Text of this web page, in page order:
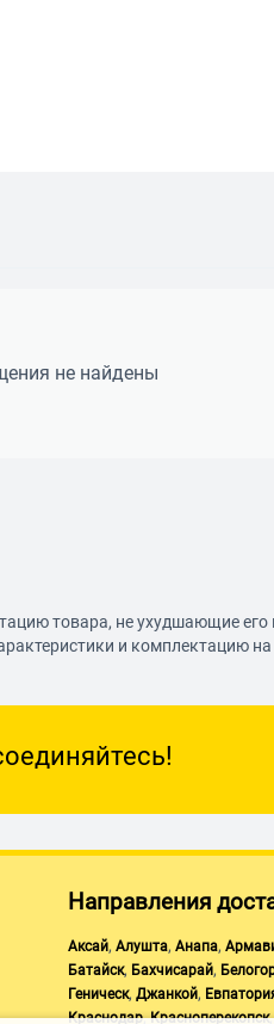
не найдены
товара, не ухудшающие его
и комплектацию
Направления
Аксай, Алушта, Анапа,
Батайск, Бахчисарай,
Геническ, Джанкой,
Краснодар,Красноперекопск